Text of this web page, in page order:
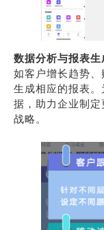
数据分析与报表生
如客户增长趋势
生成相应的报表
据，助力企业制
战略。